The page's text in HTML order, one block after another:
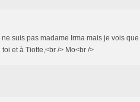
ne suis pas madame Irma mais je vois
et à Tiotte,<br /> Mo<br />